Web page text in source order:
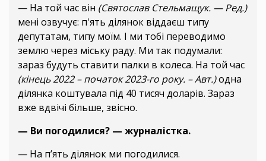
— На той час він (Святослав Стельмащук. — Ред.)
мені озвучує: п'ять ділянок віддаєш типу
депутатам, типу моїм. І ми тобі переводимо
землю через міську раду. Ми так подумали:
зараз будуть ставити палки в колеса. На той час
(кінець 2022 – початок 2023-го року. – Авт.)одна
ділянка коштувала під 40 тисяч доларів. Зараз
вже вдвічі більше, звісно.
— Ви погодилися? — журналістка.
— На пʼять ділянок ми погодилися.